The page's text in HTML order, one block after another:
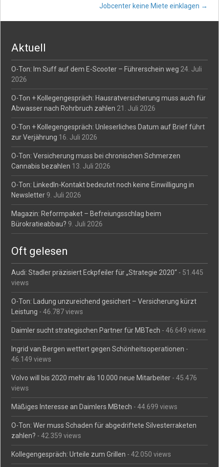
navigationJobcenter keine Miete einklagen →
Aktuell
O-Ton: Im Suff auf dem E-Scooter – Führerschein weg 24. Juli
2026
O-Ton + Kollegengespräch: Hausratversicherung muss auch für
Abwasser nach Rohrbruch zahlen 21. Juli 2026
O-Ton + Kollegengespräch: Unleserliches Datum auf Brief führt
zur Verjährung 16. Juli 2026
O-Ton: Versicherung muss bei chronischen Schmerzen
Cannabis bezahlen 13. Juli 2026
O-Ton: LinkedIn-Kontakt bedeutet noch keine Einwilligung in
Newsletter 9. Juli 2026
Magazin: Reformpaket – Befreiungsschlag beim
Bürokratieabbau? 9. Juli 2026
Oft gelesen
Audi: Stadler präzisiert Eckpfeiler für „Strategie 2020“ - 51.445
views
O-Ton: Ladung unzureichend gesichert – Versicherung kürzt
Leistung - 46.787 views
Daimler sucht strategischen Partner für MBTech - 46.649 views
Ingrid van Bergen wettert gegen Schönheitsoperationen -
46.149 views
Volvo will bis 2020 mehr als 10.000 neue Mitarbeiter - 45.476
views
Mäßiges Interesse an Daimlers MBtech - 44.699 views
O-Ton: Wer muss Schaden für abgedriftete Silvesterraketen
zahlen? - 42.359 views
Kollegengespräch: Urteile zum Grillen - 42.050 views